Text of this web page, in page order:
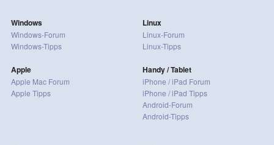
Windows
Windows-Forum
Windows-Tipps
Apple
Apple Mac Forum
Apple Tipps
Linux
Linux-Forum
Linux-Tipps
Handy / Tablet
iPhone / iPad Forum
iPhone / iPad Tipps
Android-Forum
Android-Tipps